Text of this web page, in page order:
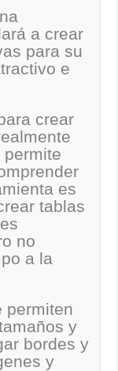
a crear
para su
e
crear
es
tablas
no
a la
permiten
y
bordes y
y